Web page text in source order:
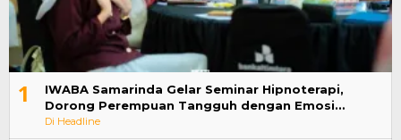
1
IWABA Samarinda Gelar Seminar Hipnoterapi,
Dorong Perempuan Tangguh dengan Emosi…
Di Headline